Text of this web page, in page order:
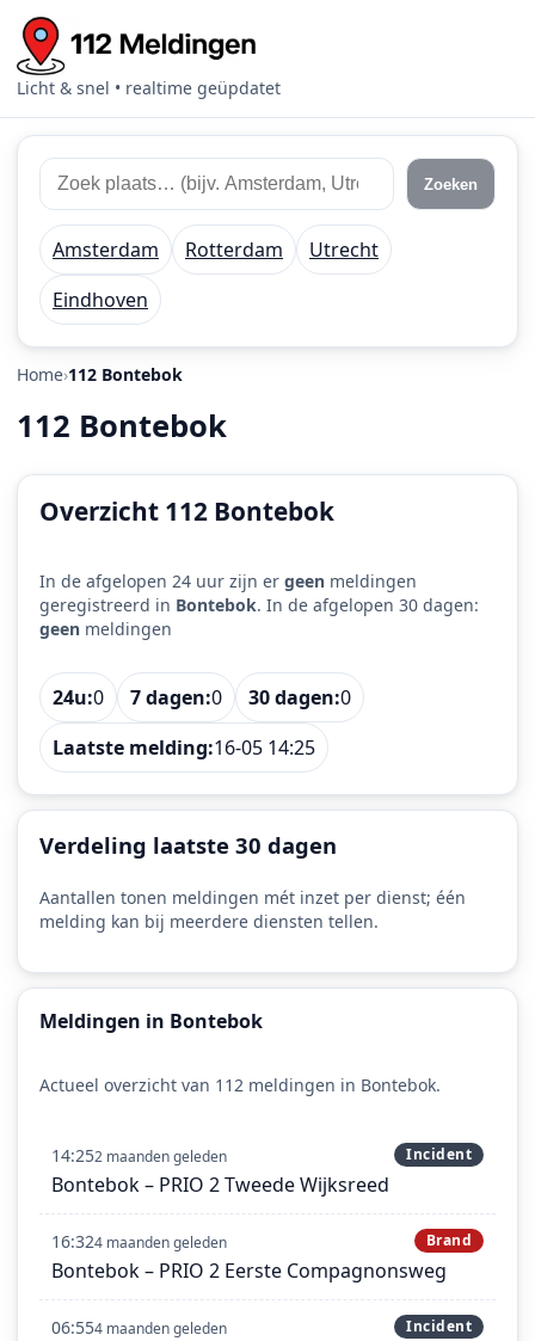
Licht & snel • realtime geüpdatet
Zoek
112
meldingen
Zoek
plaats
of
regio
Zoeken
Amsterdam Rotterdam
Utrecht
Eindhoven
Home 112 Bontebok
112 Bontebok
Overzicht 112 Bontebok
In de afgelopen 24 uur zijn er geen meldingen
geregistreerd in Bontebok. In de afgelopen 30 dagen:
geen meldingen
24u:0 7 dagen:0 30 dagen:0
Laatste melding:16-05 14:25
Verdeling laatste 30 dagen
Aantallen tonen meldingen mét inzet per dienst; één
melding kan bij meerdere diensten tellen.
Meldingen in Bontebok
Actueel overzicht van 112 meldingen in Bontebok.
14:252 maanden geleden Incident
Bontebok – PRIO 2 Tweede Wijksreed
16:324 maanden geleden Brand
Bontebok – PRIO 2 Eerste Compagnonsweg
06:554 maanden geleden Incident